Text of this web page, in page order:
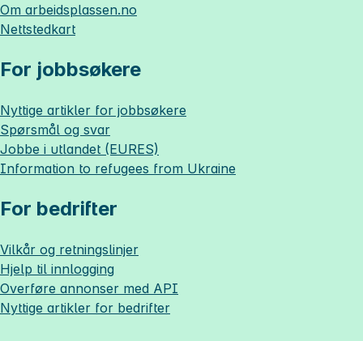
Om arbeidsplassen.no
Nettstedkart
For jobbsøkere
Nyttige artikler for jobbsøkere
Spørsmål og svar
Jobbe i utlandet (EURES)
Information to refugees from Ukraine
For bedrifter
Vilkår og retningslinjer
Hjelp til innlogging
Overføre annonser med API
Nyttige artikler for bedrifter